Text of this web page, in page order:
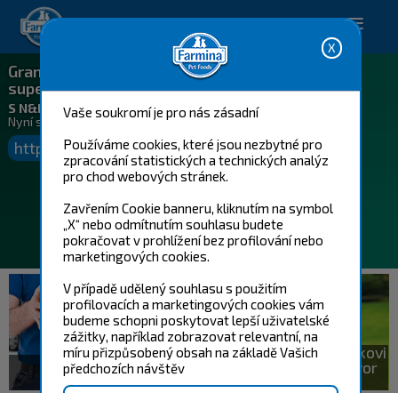
Vaše soukromí je pro nás zásadní
Používáme cookies, které jsou nezbytné pro
zpracování statistických a technických analýz
pro chod webových stránek.
Zavřením Cookie banneru, kliknutím na symbol
„X“ nebo odmítnutím souhlasu budete
pokračovat v prohlížení bez profilování nebo
marketingových cookies.
V případě udělený souhlasu s použitím
profilovacích a marketingových cookies vám
budeme schopni poskytovat lepší uživatelské
zážitky, například zobrazovat relevantní, na
míru přizpůsobený obsah na základě Vašich
předchozích návštěv
Happy pet. Happy you.
Granule plné
superpotravin?
S N&D Spirulina jasná věc!
Nyní s akční slevou až 230 Kč!
https://www.farmina.com/cz/eshop
Koupit teď
Věnujte svému mazlíčkovi
péči a naplánujte hovor
hned